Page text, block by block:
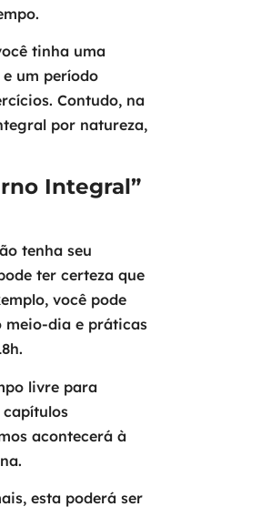
tinha uma
um período
Contudo, na
por natureza,
Integral”
tenha seu
ter certeza que
você pode
meio-dia e práticas
livre para
acontecerá à
esta poderá ser